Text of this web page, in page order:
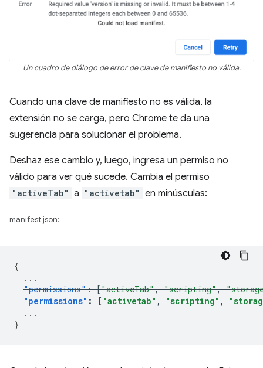
Un cuadro de diálogo de error de clave de manifiesto no válida.
Cuando una clave de manifiesto no es válida, la
extensión no se carga, pero Chrome te da una
sugerencia para solucionar el problema.
Deshaz ese cambio y, luego, ingresa un permiso no
válido para ver qué sucede. Cambia el permiso
"activeTab" a "activetab" en minúsculas:
manifest.json:
{
...
"permissions": ["activeTab", "scripting",
"permissions" : [ "activetab" , "scripting" ,
...
}